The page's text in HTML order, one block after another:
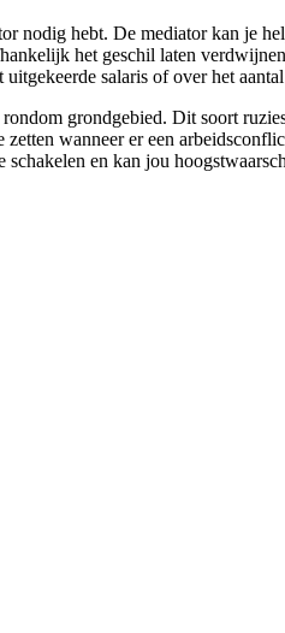
nodig hebt. De mediator kan je
het geschil laten
salaris of over het
grondgebied. Dit soort
wanneer er een
schakelen en kan jou